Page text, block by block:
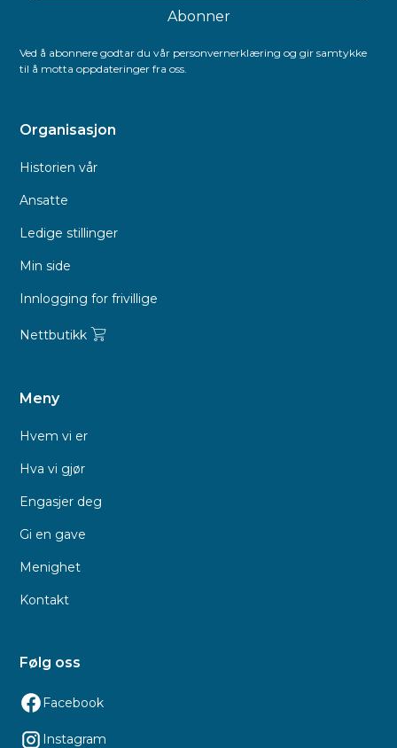
Ved å abonnere godtar du vår personvernerklæring og gir samtykke
til å motta oppdateringer fra oss.
Organisasjon
Historien vår
Ansatte
Ledige stillinger
Min side
Innlogging for frivillige
Nettbutikk
Meny
Hvem vi er
Hva vi gjør
Engasjer deg
Gi en gave
Menighet
Kontakt
Følg oss
Facebook
Instagram